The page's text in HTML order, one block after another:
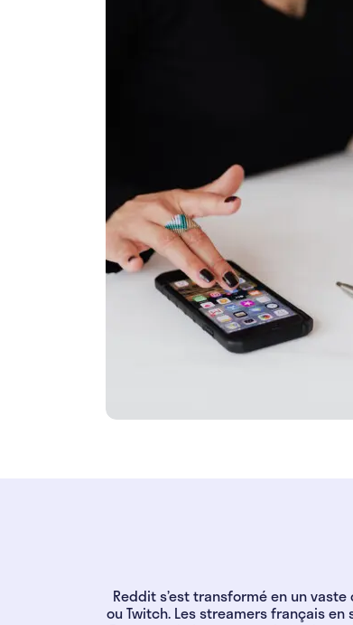
Reddit s’est transformé en un
ou Twitch. Les streamers français